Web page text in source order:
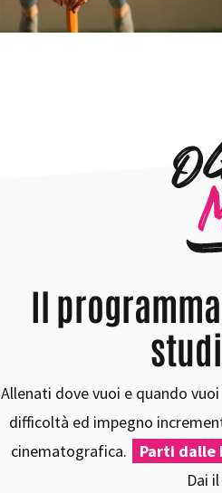
Il
Allenati dove vuoi e quando
difficoltà ed impegno
cinematografica.
Parti dalle
Dai